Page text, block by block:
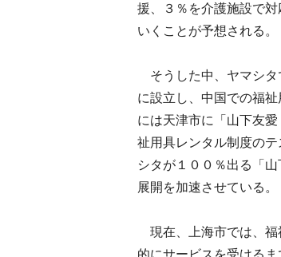
援、３％を介護施設で
いくことが予想される。
そうした中、ヤマシタ
に設立し、中国での福
には天津市に「山下友
祉用具レンタル制度の
シタが１００％出る「
展開を加速させている。
現在、上海市では、福